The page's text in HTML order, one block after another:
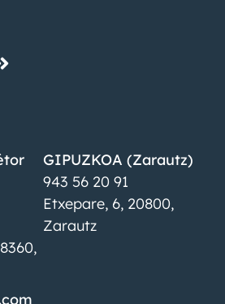
GIPUZKOA (Zarautz)
943 56 20 91
Etxepare, 6, 20800,
Zarautz